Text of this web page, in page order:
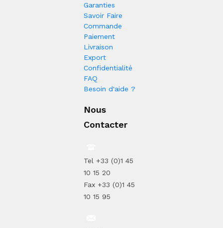
Garanties
Savoir Faire
Commande
Paiement
Livraison
Export
Confidentialité
FAQ
Besoin d'aide ?
Nous
Contacter
Tel +33 (0)1 45
10 15 20
Fax +33 (0)1 45
10 15 95